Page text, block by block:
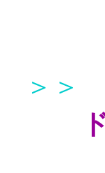
＞＞